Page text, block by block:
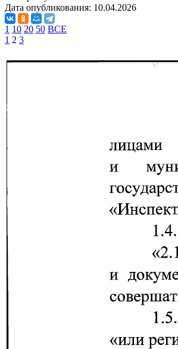
Дата опубликования: 10.04.2026
1 10 20 50 ВСЕ
1 2 3